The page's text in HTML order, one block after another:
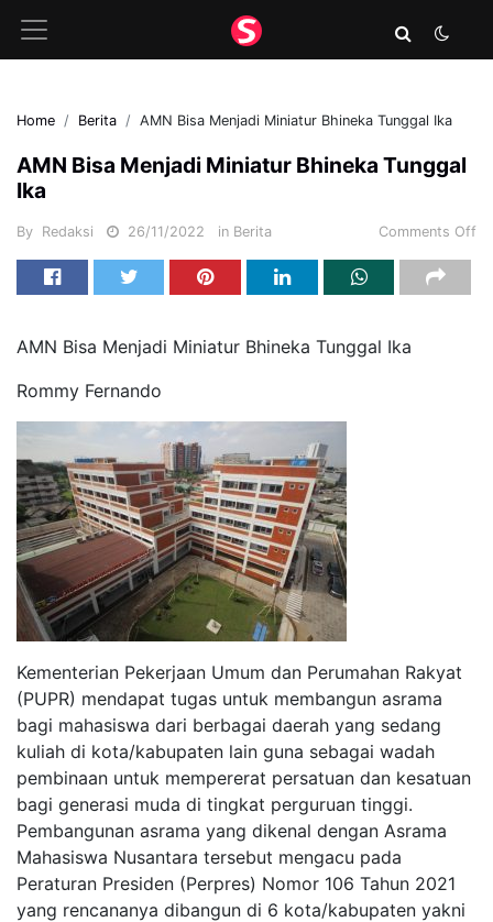
Home Berita AMN Bisa Menjadi Miniatur Bhineka Tunggal Ika
AMN Bisa Menjadi Miniatur Bhineka Tunggal
Ika
By Redaksi 26/11/2022 in Berita Comments Off
AMN Bisa Menjadi Miniatur Bhineka Tunggal Ika
Rommy Fernando
Kementerian Pekerjaan Umum dan Perumahan Rakyat
(PUPR) mendapat tugas untuk membangun asrama
bagi mahasiswa dari berbagai daerah yang sedang
kuliah di kota/kabupaten lain guna sebagai wadah
pembinaan untuk mempererat persatuan dan kesatuan
bagi generasi muda di tingkat perguruan tinggi.
Pembangunan asrama yang dikenal dengan Asrama
Mahasiswa Nusantara tersebut mengacu pada
Peraturan Presiden (Perpres) Nomor 106 Tahun 2021
yang rencananya dibangun di 6 kota/kabupaten yakni